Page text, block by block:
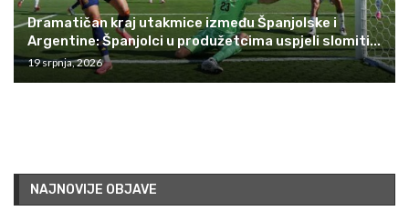
Dramatičan kraj utakmice između Španjolske i
Argentine: Španjolci u produžetcima uspjeli slomiti...
19 srpnja, 2026
NAJNOVIJE OBJAVE